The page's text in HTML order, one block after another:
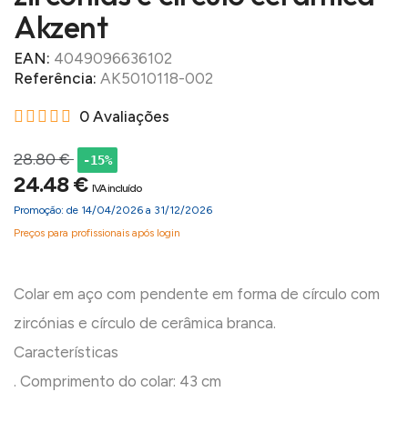
Akzent
EAN: 4049096636102
Referência: AK5010118-002
0 Avaliações
28.80 € -15%
24.48 € IVA incluído
Promoção: de 14/04/2026 a 31/12/2026
Preços para profissionais após login
Colar em aço com pendente em forma de círculo com
zircónias e círculo de cerâmica branca.
Características